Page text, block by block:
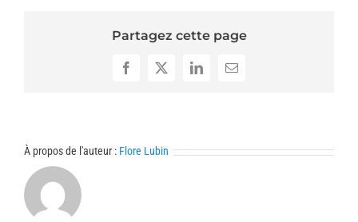
Partagez cette page
Facebook
X LinkedInEmail
À propos de l'auteur : Flore Lubin